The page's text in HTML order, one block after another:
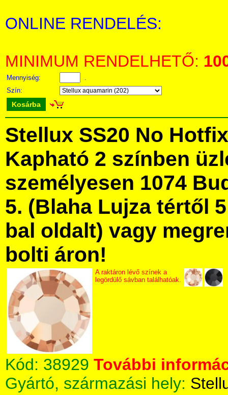
ONLINE RENDELÉS:
MINIMUM RENDELHETŐ:
Mennyiség:
.
Szín:
Kosárba
Stellux SS20 No
Kapható 2 színben
személyesen 1074
5. (Blaha Lujza tértől
bal oldalt) vagy
bolti áron!
A raktáron lévő színek a
legördülő sávban találhatóak.
Kód: 38929 További
Gyártó, származási hely: